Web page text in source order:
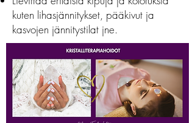
kuten lihasjännitykset, pääkivut ja
kasvojen jännitystilat jne.